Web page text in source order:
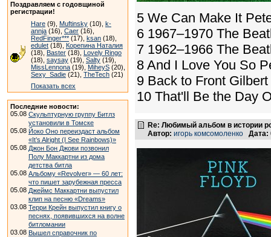
Поздравляем с годовщиной
регистрации!
Hare (9), Muftinsky (10), k-
annja (16), Caer (16),
RedFinger*** (17), ksan (18),
edulet (18), Корепина Наталия
(18), Baster (18), Lovely Ringo
(18), saysay (19), Salty (19),
MissLennona (19), MiheyS (20),
Sexy_Sadie (21), TheTech (21)
Показать всех
Последние новости:
05.08 Скульптурную группу Битлз
установили в Томске
05.08 Йоко Оно переиздаст альбом
«It’s Alright (I See Rainbows)»
05.08 Джон Бон Джови позвонил
Полу Маккартни из дома
детства битла
05.08 Альбому «Revolver» — 60 лет:
что пишет зарубежная пресса
05.08 Джеймс Маккартни выпустил
клип на песню «Dreams»
03.08 Терри Крейн выпустил книгу о
песнях, появившихся на волне
битломании
03.08 Вышел справочник по
5 We Can Make It
6 1967–1970 The
7 1962–1966 The
8 And I Love You So
9 Back to Front
10 That'll Be the Day
Re: Любимый альбом в истории
Автор: игорь комсомоленко Дата: